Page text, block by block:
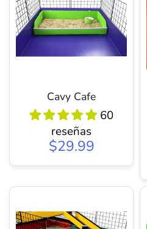
Cavy Cafe
60
reseñas
$29.99